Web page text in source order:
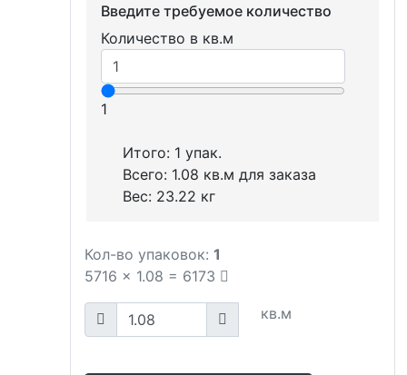
Введите требуемое количество
Количество в кв.м
1
Итого: 1 упак.
Всего: 1.08 кв.м для заказа
Вес: 23.22 кг
Кол-во упаковок: 1
5716 x 1.08 = 6173
кв.м